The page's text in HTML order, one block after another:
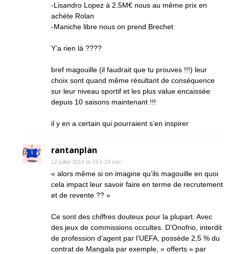
-Lisandro Lopez à 2.5M€ nous au même prix en
achète Rolan
-Maniche libre nous on prend Brechet
Y’a rien là ????
bref magouille (il faudrait que tu prouves !!!) leur
choix sont quand même résultant de conséquence
sur leur niveau sportif et les plus value encaissée
depuis 10 saisons maintenant !!!
il y en a certain qui pourraient s’en inspirer
rantanplan
12 juillet 2014 at 19 h 24 min
« alors même si on imagine qu’ils magouille en quoi
cela impact leur savoir faire en terme de recrutement
et de revente ?? »
Ce sont des chiffres douteux pour la plupart. Avec
des jeux de commissions occultes. D’Onofrio, interdit
de profession d’agent par l’UEFA, possède 2,5 % du
contrat de Mangala par exemple, « offerts » par